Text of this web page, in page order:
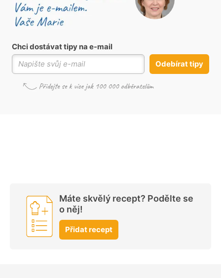
Chci dostávat tipy na e-mail
Odebírat tipy
Máte skvělý recept? Podělte se
o něj!
Přidat recept